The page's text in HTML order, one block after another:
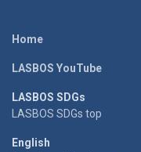
Home
LASBOS YouTube
LASBOS SDGs
LASBOS SDGs top
English